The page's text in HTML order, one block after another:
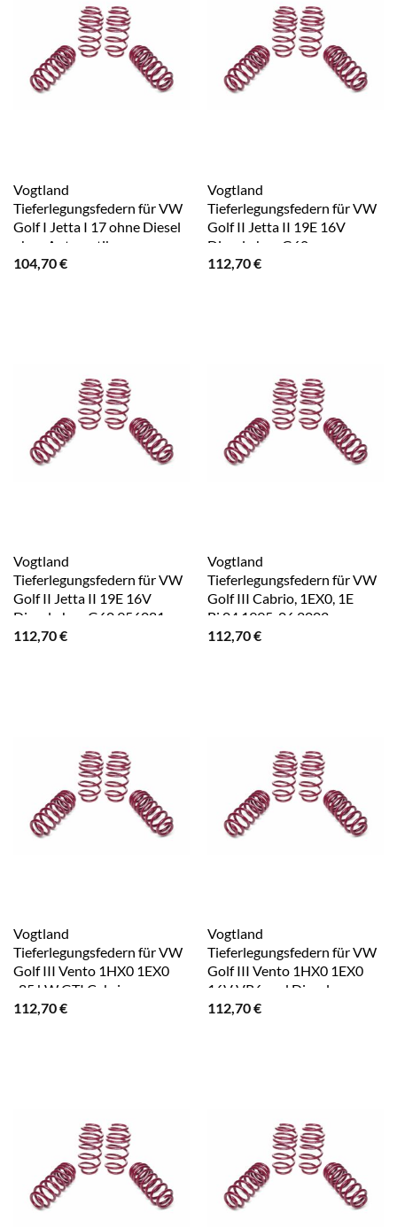
Vogtland
Tieferlegungsfedern für VW
Golf I Jetta I 17 ohne Diesel
ohne Automatik
104,70€
Vogtland
Tieferlegungsfedern für VW
Golf II Jetta II 19E 16V
Diesel ohne G60
112,70€
Vogtland
Tieferlegungsfedern für VW
Golf II Jetta II 19E 16V
Diesel ohne G60 956081
112,70€
Vogtland
Tieferlegungsfedern für VW
Golf III Cabrio, 1EX0, 1E
Bj.04.1995-06.2002
112,70€
Vogtland
Tieferlegungsfedern für VW
Golf III Vento 1HX0 1EX0
-85 kW GTI Cabrio
112,70€
Vogtland
Tieferlegungsfedern für VW
Golf III Vento 1HX0 1EX0
16V VR6 und Diesel
112,70€